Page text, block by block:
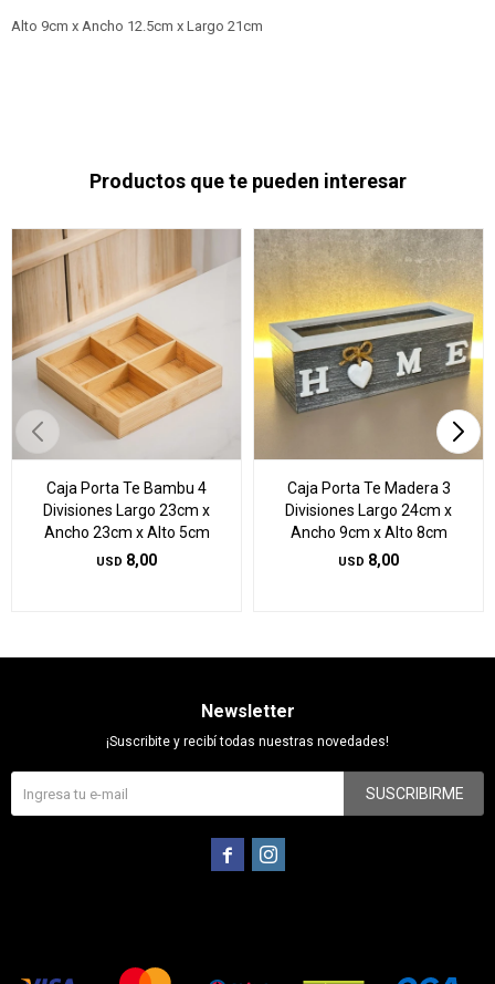
Alto 9cm x Ancho 12.5cm x Largo 21cm
Productos que te pueden interesar
Caja Porta Te Bambu 4
Divisiones Largo 23cm x
Ancho 23cm x Alto 5cm
USD 8,00
Caja Porta Te Madera 3
Divisiones Largo 24cm x
Ancho 9cm x Alto 8cm
USD 8,00
Newsletter
¡Suscribite y recibí todas nuestras novedades!
SUSCRIBIRME
 